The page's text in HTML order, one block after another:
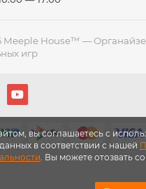
вы соглашаетесь с
в соответствии с нашей
. Вы можете отозвать
Meeple House™ —
игр